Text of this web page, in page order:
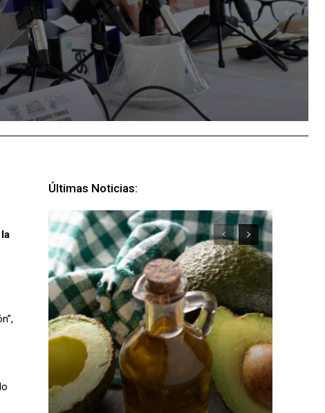
Últimas Noticias: